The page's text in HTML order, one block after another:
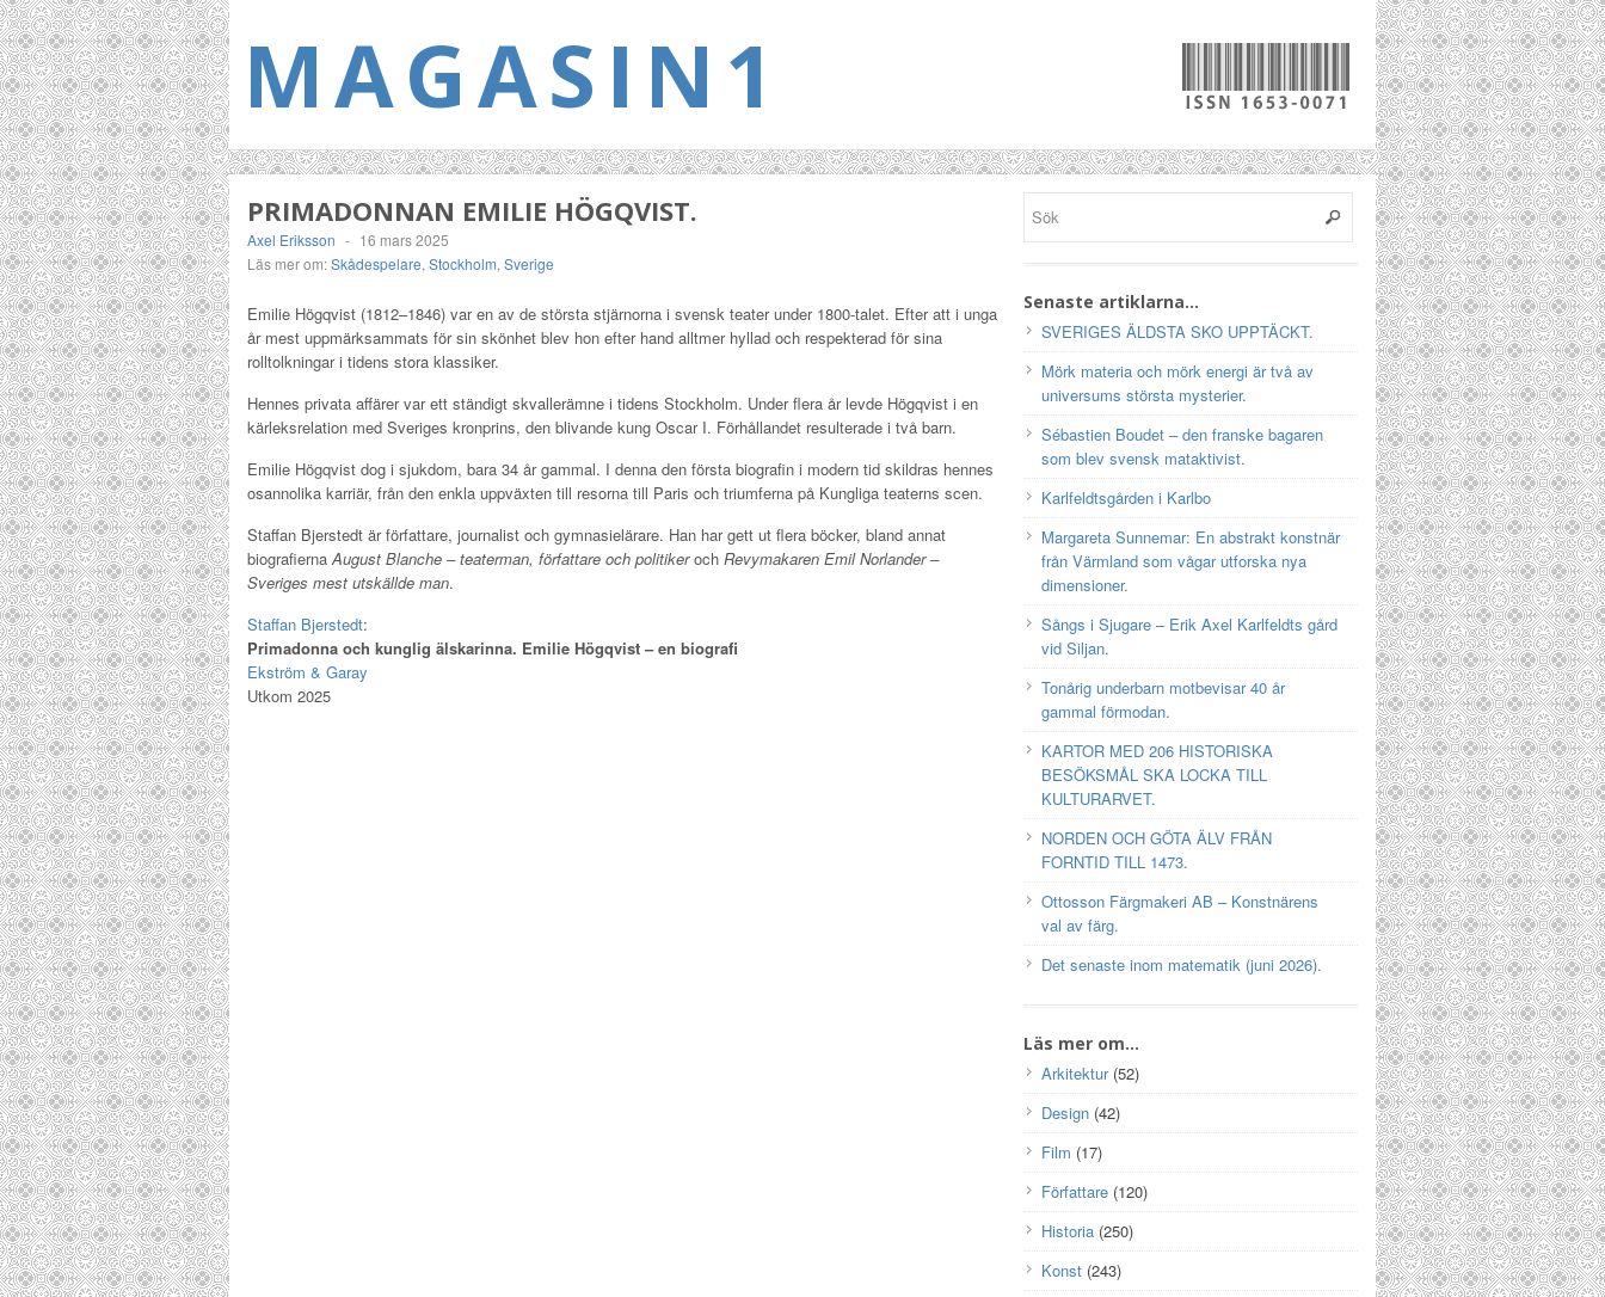
MAGASIN1
PRIMADONNAN EMILIE HÖGQVIST.
Axel Eriksson - 16 mars 2025
Läs mer om:Skådespelare, Stockholm, Sverige
Emilie Högqvist (1812–1846) var en av de största stjärnorna i svensk teater under 1800-talet. Efter att i unga
år mest uppmärksammats för sin skönhet blev hon efter hand alltmer hyllad och respekterad för sina
rolltolkningar i tidens stora klassiker.
Hennes privata affärer var ett ständigt skvallerämne i tidens Stockholm. Under flera år levde Högqvist i en
kärleksrelation med Sveriges kronprins, den blivande kung Oscar I. Förhållandet resulterade i två barn.
Emilie Högqvist dog i sjukdom, bara 34 år gammal. I denna den första biografin i modern tid skildras hennes
osannolika karriär, från den enkla uppväxten till resorna till Paris och triumferna på Kungliga teaterns scen.
Staffan Bjerstedt är författare, journalist och gymnasielärare. Han har gett ut flera böcker, bland annat
biografiernaAugust Blanche – teaterman, författare och politikeroch Revymakaren Emil Norlander –
Sveriges mest utskällde man.
Staffan Bjerstedt:
Primadonna och kunglig älskarinna. Emilie Högqvist – en biografi
Ekström & Garay
Utkom 2025
Senaste artiklarna…
SVERIGES ÄLDSTA SKO UPPTÄCKT.
Mörk materia och mörk energi är två av
universums största mysterier.
Sébastien Boudet – den franske bagaren
som blev svensk mataktivist.
Karlfeldtsgården i Karlbo
Margareta Sunnemar: En abstrakt konstnär
från Värmland som vågar utforska nya
dimensioner.
Sångs i Sjugare – Erik Axel Karlfeldts gård
vid Siljan.
Tonårig underbarn motbevisar 40 år
gammal förmodan.
KARTOR MED 206 HISTORISKA
BESÖKSMÅL SKA LOCKA TILL
KULTURARVET.
NORDEN OCH GÖTA ÄLV FRÅN
FORNTID TILL 1473.
Ottosson Färgmakeri AB – Konstnärens
val av färg.
Det senaste inom matematik (juni 2026).
Läs mer om…
Arkitektur(52)
Design (42)
Film (17)
Författare (120)
Historia (250)
Konst (243)